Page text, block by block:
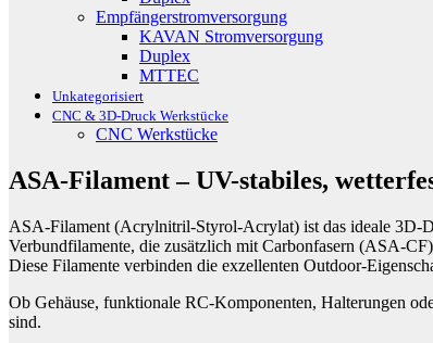
Empfängerstromversorgung
KAVAN Stromversorgung
Duplex
MTTEC
Unkategorisiert
CNC & 3D-Druck Werkstücke
CNC Werkstücke
ASA-Filament – UV-stabiles,
ASA-Filament (Acrylnitril-Styrol-Acrylat) ist das ideale 3D-
Verbundfilamente, die zusätzlich mit Carbonfasern (ASA-
Diese Filamente verbinden die exzellenten Outdoor-
Ob Gehäuse, funktionale RC-Komponenten, Halterungen
sind.